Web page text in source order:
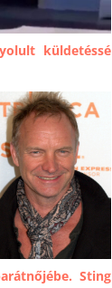
küldetéssé
Sting